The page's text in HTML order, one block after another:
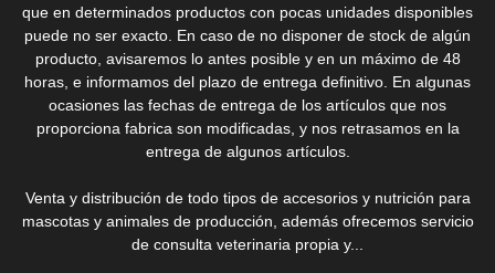
que en determinados productos con pocas unidades disponibles
puede no ser exacto. En caso de no disponer de stock de algún
producto, avisaremos lo antes posible y en un máximo de 48
horas, e informamos del plazo de entrega definitivo. En algunas
ocasiones las fechas de entrega de los artículos que nos
proporciona fabrica son modificadas, y nos retrasamos en la
entrega de algunos artículos.
Venta y distribución de todo tipos de accesorios y nutrición para
mascotas y animales de producción, además ofrecemos servicio
de consulta veterinaria propia y...